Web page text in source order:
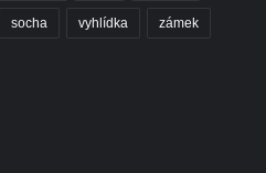
hřbitově ve
hřbitově ve
socha vyhlídka zámek